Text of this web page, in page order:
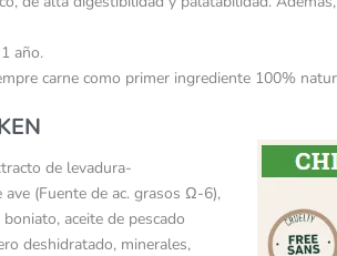
año.
carne como primer ingrediente 100%
de levadura-
ave (Fuente de ac. grasos Ω-6),
aceite de pescado
deshidratado, minerales,